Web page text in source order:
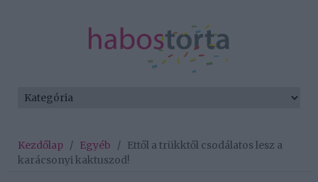
Kezdőlap / Egyéb / Ettől a trükktől csodálatos lesz a
karácsonyi kaktuszod!